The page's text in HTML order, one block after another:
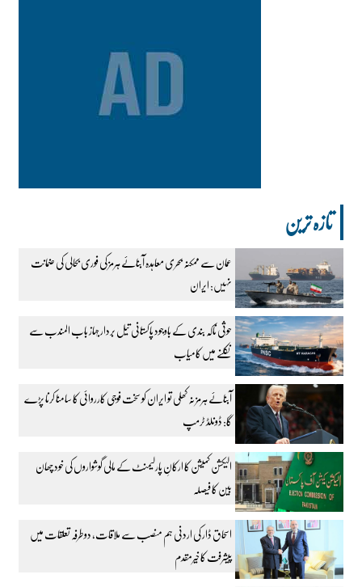
تازہ ترین
عمان سے ممکنہ بحری معاہدہ آبنائے ہرمز کی فوری بحالی کی ضمانت
نہیں: ایران
حوثی ناکہ بندی کے باوجود پاکستانی تیل بردار جہاز باب المندب سے
نکلنے میں کامیاب
آبنائے ہرمز نہ کھلی تو ایران کو سخت فوجی کارروائی کا سامنا کرنا پڑے
گا: ڈونلڈ ٹرمپ
الیکشن کمیشن کا ارکانِ پارلیمنٹ کے مالی گوشواروں کی خود چھان
بین کا فیصلہ
اسحاق ڈار کی اردنی ہم منصب سے ملاقات، دوطرفہ تعلقات میں
پیشرفت کا خیرمقدم